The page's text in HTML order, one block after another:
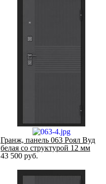
Гранж, панель 063 Роял Вуд
белая со структурой 12 мм
43 500 руб.